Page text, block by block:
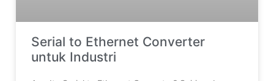
Serial to Ethernet Converter
untuk Industri